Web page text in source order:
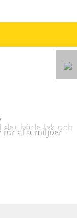
alla miljöer